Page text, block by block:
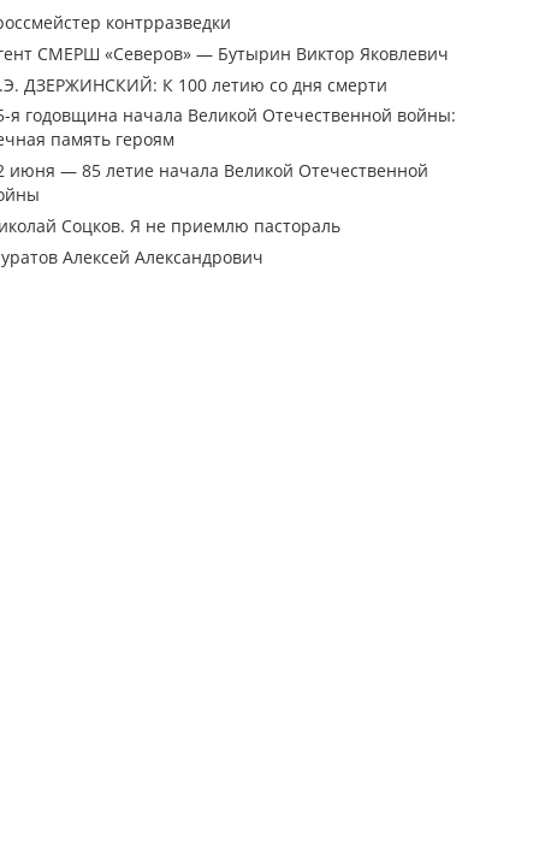
контрразведки
СМЕРШ «Северов» — Бутырин Виктор Яковлевич
ДЗЕРЖИНСКИЙ: К 100 летию со дня смерти
я годовщина начала Великой Отечественной войны:
память героям
июня — 85 летие начала Великой Отечественной
Соцков. Я не приемлю пастораль
Алексей Александрович